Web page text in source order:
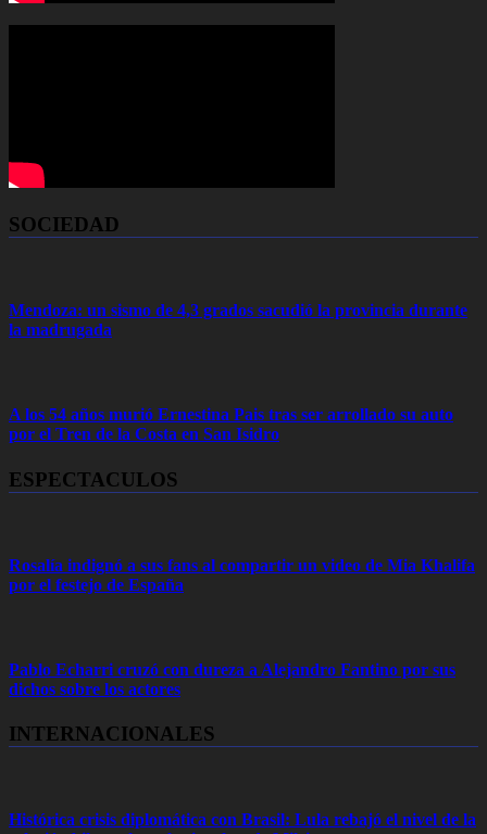
SOCIEDAD
Mendoza: un sismo de 4,3 grados sacudió la provincia durante
la madrugada
A los 54 años murió Ernestina Pais tras ser arrollado su auto
por el Tren de la Costa en San Isidro
ESPECTACULOS
Rosalía indignó a sus fans al compartir un video de Mia Khalifa
por el festejo de España
Pablo Echarri cruzó con dureza a Alejandro Fantino por sus
dichos sobre los actores
INTERNACIONALES
Histórica crisis diplomática con Brasil: Lula rebajó el nivel de la